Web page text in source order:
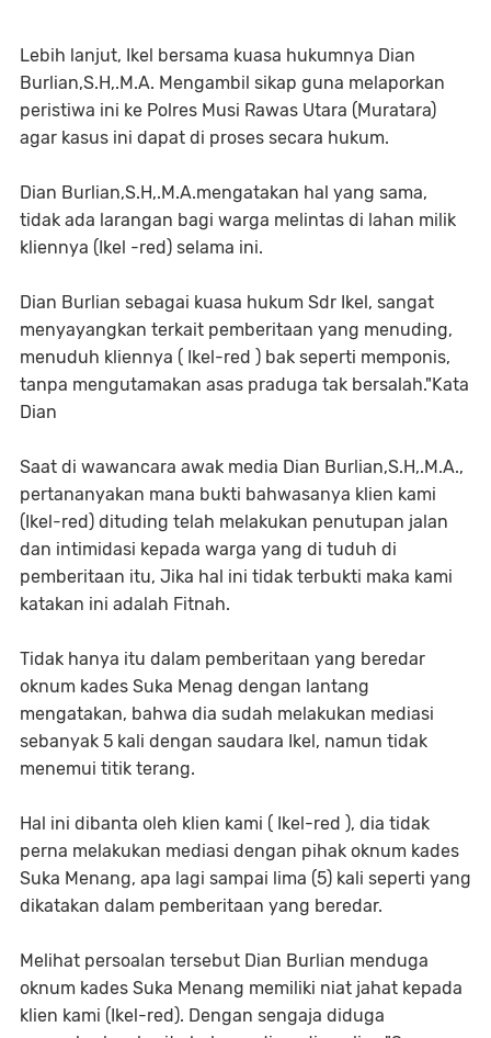
Lebih lanjut, Ikel bersama kuasa hukumnya Dian
Burlian,S.H,.M.A. Mengambil sikap guna melaporkan
peristiwa ini ke Polres Musi Rawas Utara (Muratara)
agar kasus ini dapat di proses secara hukum.
Dian Burlian,S.H,.M.A.mengatakan hal yang sama,
tidak ada larangan bagi warga melintas di lahan milik
kliennya (Ikel -red) selama ini.
Dian Burlian sebagai kuasa hukum Sdr Ikel, sangat
menyayangkan terkait pemberitaan yang menuding,
menuduh kliennya ( Ikel-red ) bak seperti memponis,
tanpa mengutamakan asas praduga tak bersalah."Kata
Dian
Saat di wawancara awak media Dian Burlian,S.H,.M.A.,
pertananyakan mana bukti bahwasanya klien kami
(Ikel-red) dituding telah melakukan penutupan jalan
dan intimidasi kepada warga yang di tuduh di
pemberitaan itu, Jika hal ini tidak terbukti maka kami
katakan ini adalah Fitnah.
Tidak hanya itu dalam pemberitaan yang beredar
oknum kades Suka Menag dengan lantang
mengatakan, bahwa dia sudah melakukan mediasi
sebanyak 5 kali dengan saudara Ikel, namun tidak
menemui titik terang.
Hal ini dibanta oleh klien kami ( Ikel-red ), dia tidak
perna melakukan mediasi dengan pihak oknum kades
Suka Menang, apa lagi sampai lima (5) kali seperti yang
dikatakan dalam pemberitaan yang beredar.
Melihat persoalan tersebut Dian Burlian menduga
oknum kades Suka Menang memiliki niat jahat kepada
klien kami (Ikel-red). Dengan sengaja diduga